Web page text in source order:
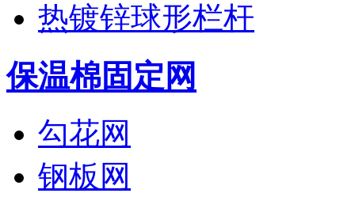
热镀锌球形栏杆
保温棉固定网
勾花网
钢板网